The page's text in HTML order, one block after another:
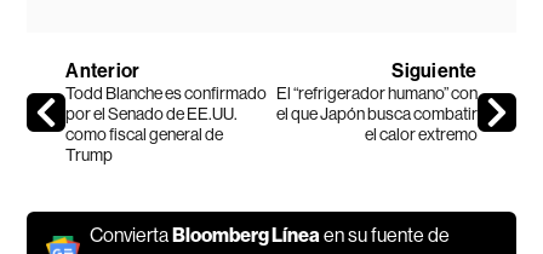
Anterior
Todd Blanche es confirmado
por el Senado de EE.UU.
como fiscal general de
Trump
Siguiente
El “refrigerador humano” con
el que Japón busca combatir
el calor extremo
ConviertaBloomberg Línea en su fuente de